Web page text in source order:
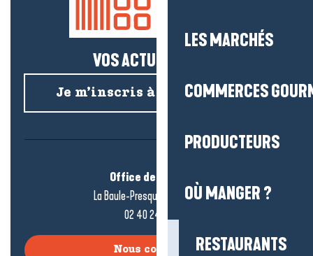
LES MARCHÉS
COMMERCES
PRODUCTEURS
OÙ MANGER ?
RESTAURANTS
VOS ACTUS SALÉES !
Je m’inscris à la newsletter
Office de tourisme
La Baule-Presqu’île de Guérande
02 40 24 34 44
Nous contacter